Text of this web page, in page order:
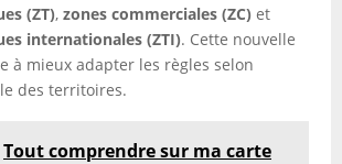
(ZT), zones commerciales (ZC) et
internationales (ZTI). Cette nouvelle
à mieux adapter les règles selon
des territoires.
Tout comprendre sur ma carte